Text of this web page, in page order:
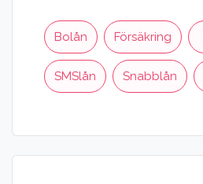
Bolån Försäkring
SMSlån Snabblån